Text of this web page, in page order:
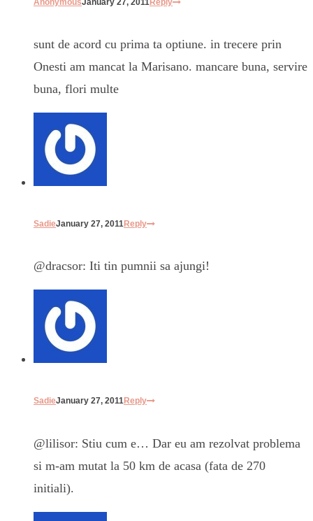
AnonymousJanuary 27, 2011Reply
sunt de acord cu prima ta optiune. in trecere prin
Onesti am mancat la Marisano. mancare buna, servire
buna, flori multe
SadieJanuary 27, 2011Reply
@dracsor: Iti tin pumnii sa ajungi!
SadieJanuary 27, 2011Reply
@lilisor: Stiu cum e… Dar eu am rezolvat problema
si m-am mutat la 50 km de acasa (fata de 270
initiali).